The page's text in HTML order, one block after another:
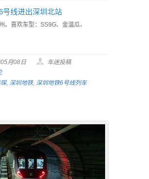
号线进出深圳北站
。喜欢车型：SS9G、金温瓜、
月08日
车迷投稿
, 深圳地铁, 深圳地铁6号线列车